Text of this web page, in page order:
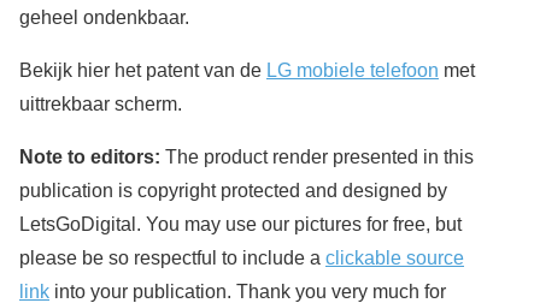
geheel ondenkbaar.
Bekijk hier het patent van de LG mobiele telefoon met
uittrekbaar scherm.
Note to editors: The product render presented in this
publication is copyright protected and designed by
LetsGoDigital. You may use our pictures for free, but
please be so respectful to include a clickable source
link into your publication. Thank you very much for